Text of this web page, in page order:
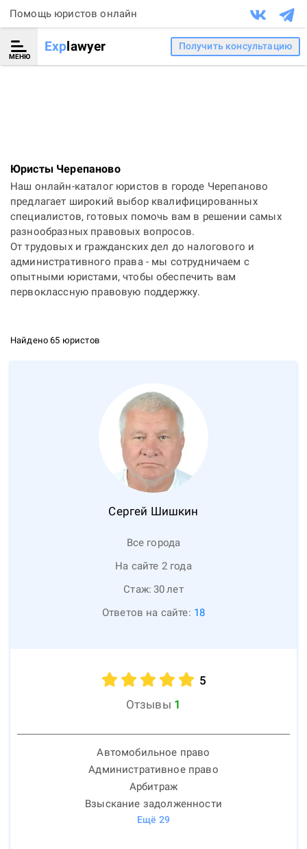
Помощь юристов онлайн
МЕНЮ
Explawyer Получить консультацию
Юристы Черепаново
Наш онлайн-каталог юристов в городе Черепаново
предлагает широкий выбор квалифицированных
специалистов, готовых помочь вам в решении самых
разнообразных правовых вопросов.
От трудовых и гражданских дел до налогового и
административного права - мы сотрудничаем с
опытными юристами, чтобы обеспечить вам
первоклассную правовую поддержку.
Найдено 65 юристов
Сергей Шишкин
Все города
На сайте 2 года
Стаж: 30лет
Ответов на сайте: 18
5
Отзывы 1
Автомобильное право
Административное право
Арбитраж
Взыскание задолженности
Ещё 29